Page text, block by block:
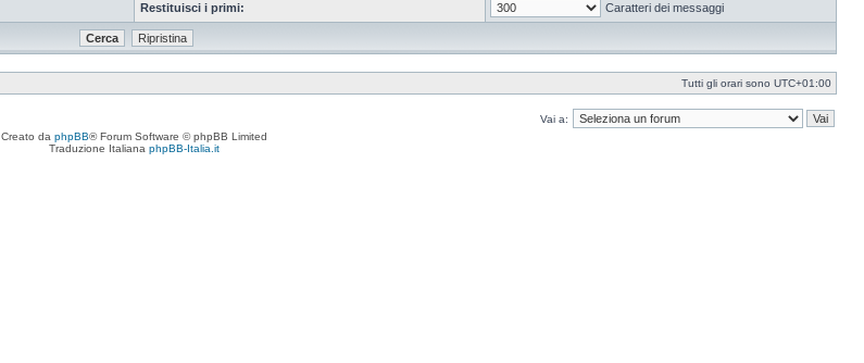
Restituisci i primi: Caratteri dei messaggi
Tutti gli orari sono UTC+01:00
Vai a:
Creato da phpBB® Forum Software © phpBB Limited
Traduzione Italiana phpBB-Italia.it